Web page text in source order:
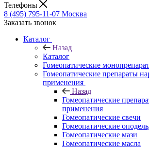
Телефоны
8 (495) 795-11-07 Москва
Заказать звонок
Каталог
Назад
Каталог
Гомеопатические
Гомеопатические препараты
применения
Назад
Гомеопатические
применения
Гомеопатические свечи
Гомеопатические
Гомеопатические мази
Гомеопатические масла